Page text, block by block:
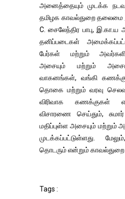
அனைத்தையும் முடக்க
தமிழக காவல்துறை தலைமை
C. சைலேந்திர பாபு, இ.கா.ய
தனிப்படைகள்
பேர்கள் மற்றும்
அசையும் மற்றும்
வாகனங்கள், வங்கி
தொகை மற்றும் வரவு
விரிவாக கணக்குகள்
விசாரணை செய்தும்,
மதிப்புள்ள அசையும்
முடக்கப்பட்டுள்ளது.
தொடரும் என்றும் காவல்துறை
Tags :